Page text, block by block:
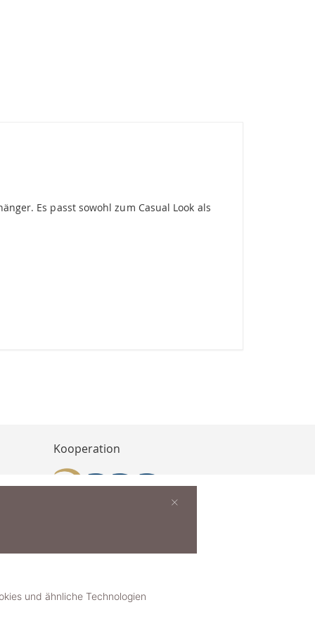
Es passt sowohl zum Casual Look als
Kooperation
und ähnliche Technologien
×